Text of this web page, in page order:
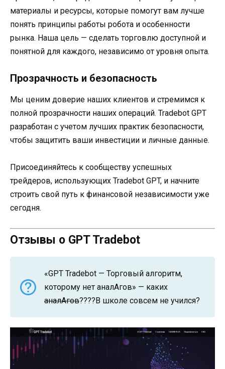
материалы и ресурсы, которые помогут вам лучше
понять принципы работы робота и особенности
рынка. Наша цель — сделать торговлю доступной и
понятной для каждого, независимо от уровня опыта.
Прозрачность и безопасность
Мы ценим доверие наших клиентов и стремимся к
полной прозрачности наших операций. Tradebot GPT
разработан с учетом лучших практик безопасности,
чтобы защитить ваши инвестиции и личные данные.
Присоединяйтесь к сообществу успешных
трейдеров, использующих Tradebot GPT, и начните
строить свой путь к финансовой независимости уже
сегодня.
Отзывы о GPT Tradebot
«GPT Tradebot — Торговый алгоритм,
которому нет аналАгов» — каких
аналАгов????В школе совсем не учился?